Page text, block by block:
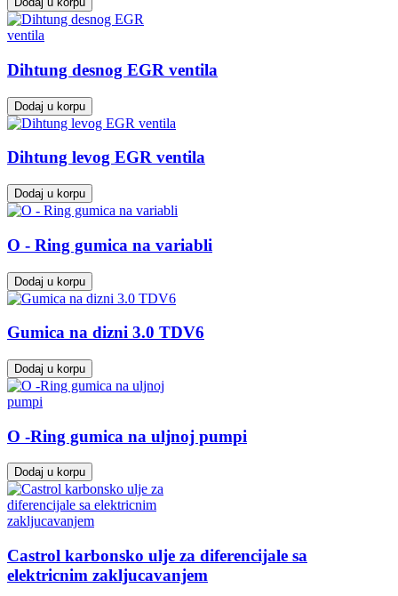
Dihtung desnog EGR ventila
Dodaj u korpu
Dihtung levog EGR ventila
Dodaj u korpu
O - Ring gumica na variabli
Dodaj u korpu
Gumica na dizni 3.0 TDV6
Dodaj u korpu
O -Ring gumica na uljnoj pumpi
Dodaj u korpu
Castrol karbonsko ulje za diferencijale sa
elektricnim zakljucavanjem